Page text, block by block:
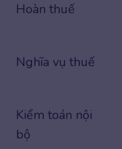
Hoàn thuế
Nghĩa vụ thuế
Kiểm toán nội
bộ